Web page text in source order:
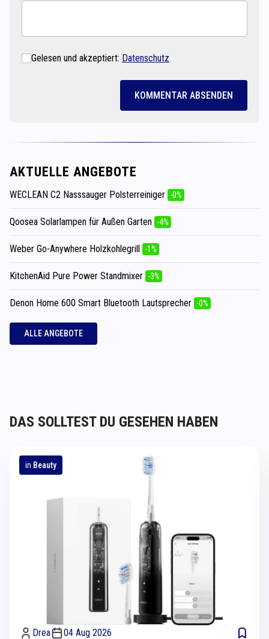
Gelesen und akzeptiert: Datenschutz
KOMMENTAR ABSENDEN
AKTUELLE ANGEBOTE
WECLEAN C2 Nasssauger Polsterreiniger -0%
Qoosea Solarlampen für Außen Garten -4%
Weber Go-Anywhere Holzkohlegrill -1%
KitchenAid Pure Power Standmixer -3%
Denon Home 600 Smart Bluetooth Lautsprecher -0%
ALLE ANGEBOTE
DAS SOLLTEST DU GESEHEN HABEN
in Beauty
Drea 04 Aug 2026